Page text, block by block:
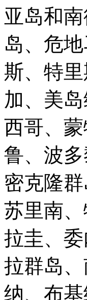
亚岛和
岛、危
斯、特
加、美
西哥、
鲁、波
密克隆
苏里南
拉圭、
拉群岛
纳、布